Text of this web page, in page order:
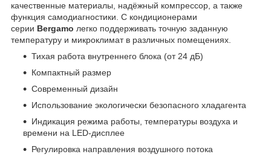
качественные материалы, надёжный компрессор, а также
функция самодиагностики. С кондиционерами
серии Bergamo легко поддерживать точную заданную
температуру и микроклимат в различных помещениях.
Тихая работа внутреннего блока (от 24 дБ)
Компактный размер
Современный дизайн
Использование экологически безопасного хладагента
Индикация режима работы, температуры воздуха и
времени на LED-дисплее
Регулировка направления воздушного потока